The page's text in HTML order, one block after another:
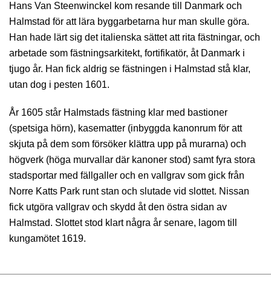
Hans Van Steenwinckel kom resande till Danmark och
Halmstad för att lära byggarbetarna hur man skulle göra.
Han hade lärt sig det italienska sättet att rita fästningar, och
arbetade som fästningsarkitekt, fortifikatör, åt Danmark i
tjugo år. Han fick aldrig se fästningen i Halmstad stå klar,
utan dog i pesten 1601.
År 1605 står Halmstads fästning klar med bastioner
(spetsiga hörn), kasematter (inbyggda kanonrum för att
skjuta på dem som försöker klättra upp på murarna) och
högverk (höga murvallar där kanoner stod) samt fyra stora
stadsportar med fällgaller och en vallgrav som gick från
Norre Katts Park runt stan och slutade vid slottet. Nissan
fick utgöra vallgrav och skydd åt den östra sidan av
Halmstad. Slottet stod klart några år senare, lagom till
kungamötet 1619.